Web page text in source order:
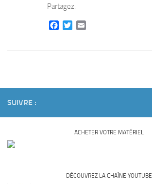
Partagez:
FacebookTwitter
SUIVRE :
ACHETER VOTRE MATÉRIEL
DÉCOUVREZ LA CHAÎNE YOUTUBE